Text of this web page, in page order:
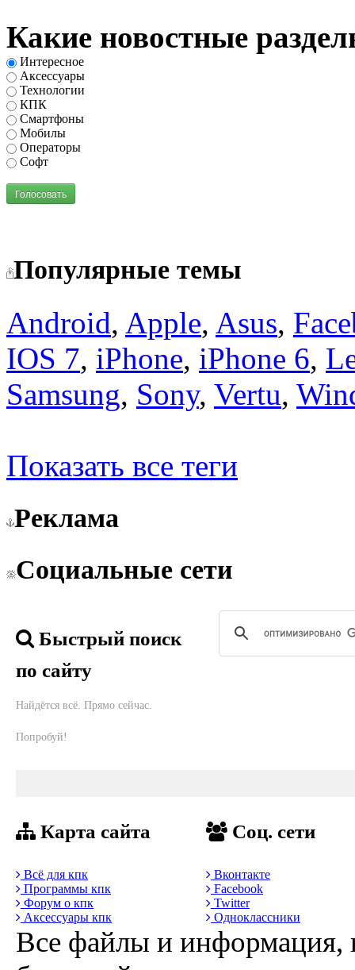
Какие новостные
Интересное
Аксессуары
Технологии
КПК
Смартфоны
Мобилы
Операторы
Софт
Голосовать
Популярные темы
Android, Apple, Asus,
IOS 7, iPhone, iPhone 6,
Samsung, Sony, Vertu,
Показать все теги
Реклама
Социальные сети
Быстрый поиск
по сайту
Найдётся всё. Прямо сейчас.
Попробуй!
Карта сайта
Всё для кпк
Программы кпк
Форум о кпк
Аксессуары кпк
Соц. сети
Вконтакте
Facebook
Twitter
Одноклассники
Все файлы и информация,